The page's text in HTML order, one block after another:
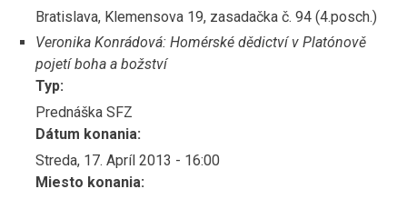
Bratislava, Klemensova 19, zasadačka č. 94 (4.posch.)
Veronika Konrádová: Homérské dědictví v Platónově
pojetí boha a božství
Typ:
Prednáška SFZ
Dátum konania:
Streda, 17. Apríl 2013 - 16:00
Miesto konania: